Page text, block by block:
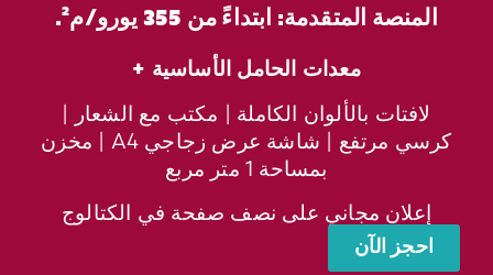
المنصة المتقدمة: ابتداءً من 355 يورو/م².
معدات الحامل الأساسية +
لافتات بالألوان الكاملة | مكتب مع الشعار |
كرسي مرتفع | شاشة عرض زجاجي A4 | مخزن
بمساحة 1 متر مربع
إعلان مجاني على نصف صفحة في الكتالوج
احجز الآن